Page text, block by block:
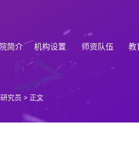
简介 机构设置 师资队伍 教
究员 > 正文